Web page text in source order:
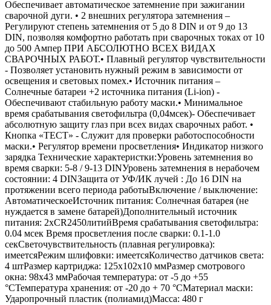
Обеспечивает автоматическое затемнение при зажигании
сварочной дуги. • 2 внешних регулятора затемнения –
Регулируют степень затемнения от 5 до 8 DIN и от 9 до 13
DIN, позволяя комфортно работать при сварочных токах от 10
до 500 Ампер ПРИ АБСОЛЮТНО ВСЕХ ВИДАХ
СВАРОЧНЫХ РАБОТ.• Плавный регулятор чувствительности
- Позволяет установить нужный режим в зависимости от
освещения и световых помех.• Источник питания –
Солнечные батареи +2 источника питания (Li-ion) -
Обеспечивают стабильную работу маски.• Минимальное
время срабатывания светофильтра (0,04мсек)- Обеспечивает
абсолютную защиту глаз при всех видах сварочных работ. •
Кнопка «ТЕСТ» - Служит для проверки работоспособности
маски.• Регулятор времени просветления• Индикатор низкого
зарядка Технические характеристки:Уровень затемнения во
время сварки: 5-8 / 9-13 DINУровень затемнения в нерабочем
состоянии: 4 DINЗащита от УФ/ИК лучей : До 16 DIN на
протяжении всего периода работыВключение / выключение:
АвтоматическоеИсточник питания: Солнечная батарея (не
нуждается в замене батарей)Дополнительный источник
питания: 2хCR2450литийВремя срабатывания светофильтра:
0.04 мсек Время просветления после сварки: 0.1-1.0
секСветочувствительность (плавная регулировка):
имеетсяРежим шлифовки: имеетсяКоличество датчиков света:
4 штРазмер картриджа: 125х102х10 ммРазмер смотрового
окна: 98х43 ммРабочая температура: от -5 до +55
°СТемпература хранения: от -20 до + 70 °СМатериал маски:
Ударопрочный пластик (полиамид)Масса: 480 г